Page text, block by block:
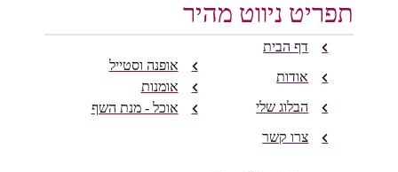
תפריט ניווט מהיר
דף הבית
אודות
הבלוג שלי
צרו קשר
אופנה וסטייל
אומנות
אוכל - מנת השף